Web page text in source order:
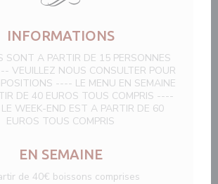
INFORMATIONS
SONT A PARTIR DE 15 PERSONNES
VEUILLEZ NOUS CONSULTER POUR
---- LE MENU EN SEMAINE
DE 40 EUROS TOUS COMPRIS ----
WEEK-END EST A PARTIR DE 60
EUROS TOUS COMPRIS
EN SEMAINE
de 40€ boissons comprises